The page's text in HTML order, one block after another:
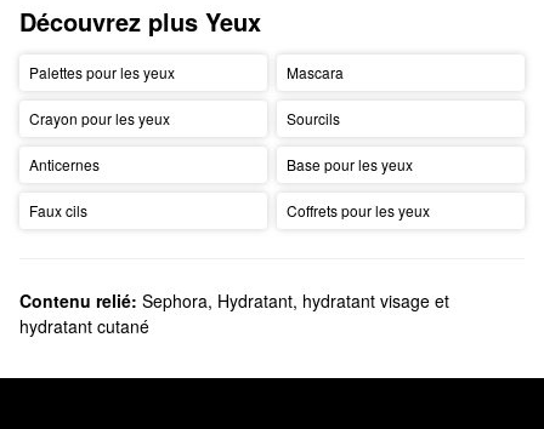
Découvrez plus Yeux
Palettes pour les yeux Mascara
Crayon pour les yeux Sourcils
Anticernes Base pour les yeux
Faux cils Coffrets pour les yeux
Contenu relié: Sephora, Hydratant, hydratant visage et
hydratant cutané